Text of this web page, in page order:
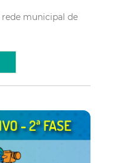
rede municipal de